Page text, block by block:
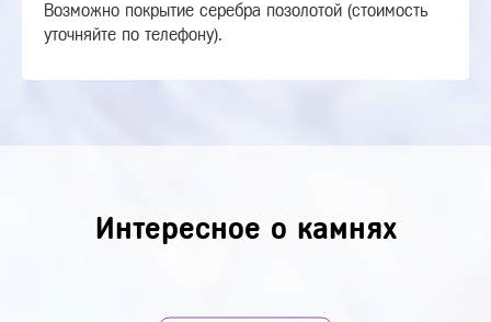
Возможно покрытие серебра позолотой (стоимость
уточняйте по телефону).
Интересное о камнях